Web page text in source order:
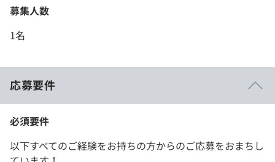
募集人数
1名
応募要件
必須要件
以下すべてのご経験をお持ちの方からのご応募をおまちし